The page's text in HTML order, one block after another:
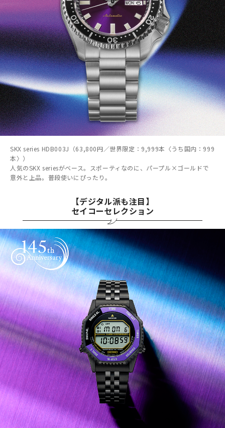
SKX series HDB003J（63,800円／世界限定：9,999本〈うち国内：999
本〉）
人気のSKX seriesがベース。スポーティなのに、パープル×ゴールドで
意外と上品。普段使いにぴったり。
【デジタル派も注目】
セイコーセレクション